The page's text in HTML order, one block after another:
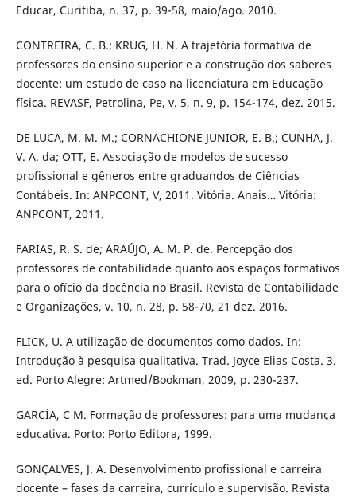
Educar, Curitiba, n. 37, p. 39-58, maio/ago. 2010.
CONTREIRA, C. B.; KRUG, H. N. A trajetória formativa de
professores do ensino superior e a construção dos saberes
docente: um estudo de caso na licenciatura em Educação
física. REVASF, Petrolina, Pe, v. 5, n. 9, p. 154-174, dez. 2015.
DE LUCA, M. M. M.; CORNACHIONE JUNIOR, E. B.; CUNHA, J.
V. A. da; OTT, E. Associação de modelos de sucesso
profissional e gêneros entre graduandos de Ciências
Contábeis. In: ANPCONT, V, 2011. Vitória. Anais… Vitória:
ANPCONT, 2011.
FARIAS, R. S. de; ARAÚJO, A. M. P. de. Percepção dos
professores de contabilidade quanto aos espaços formativos
para o ofício da docência no Brasil. Revista de Contabilidade
e Organizações, v. 10, n. 28, p. 58-70, 21 dez. 2016.
FLICK, U. A utilização de documentos como dados. In:
Introdução à pesquisa qualitativa. Trad. Joyce Elias Costa. 3.
ed. Porto Alegre: Artmed/Bookman, 2009, p. 230-237.
GARCÍA, C M. Formação de professores: para uma mudança
educativa. Porto: Porto Editora, 1999.
GONÇALVES, J. A. Desenvolvimento profissional e carreira
docente – fases da carreira, currículo e supervisão. Revista